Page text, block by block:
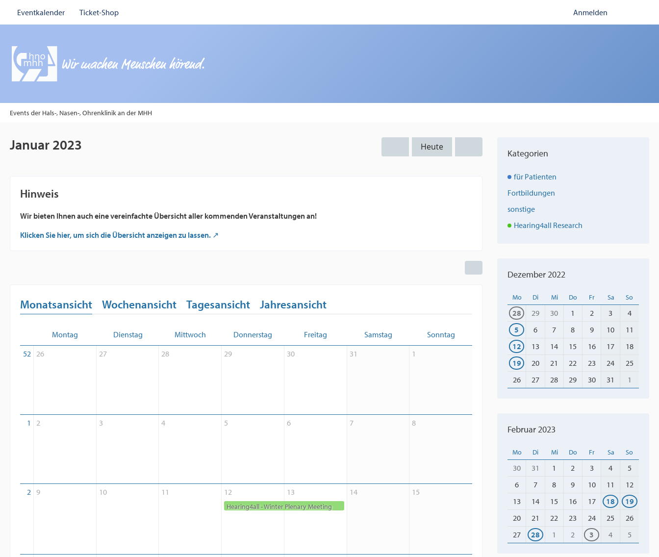
Eventkalender Ticket-Shop Anmelden
Events der Hals-, Nasen-, Ohrenklinik an der MHH
Januar 2023 Heute
Hinweis
Wir bieten Ihnen auch eine vereinfachte Übersicht aller kommenden Veranstaltungen an!
Klicken Sie hier, um sich die Übersicht anzeigen zu lassen.
Monatsansicht Wochenansicht Tagesansicht Jahresansicht
Montag Dienstag Mittwoch Donnerstag Freitag Samstag
Sonntag
52 26 27 28 29 30 31 1
1 2 3 4 5 6 7 8
2 9 10 11 12
Hearing4all - Winter Plenary Meeting
13
Hearing4all - Winter Plenary Meeting
14 15
Kategorien
für Patienten
Fortbildungen
sonstige
Hearing4all Research
Dezember 2022
Mo Di Mi Do Fr Sa So
28 29 30 1 2 3
4
5
6 7 8 9 10
11
12
13 14 15 16 17
18
19
20 21 22 23 24
25
26
27 28 29 30 31 1
Februar 2023
Mo Di Mi Do Fr Sa So
30 31 1 2 3 4
5
6
7 8 9 10 11
12
13
14 15 16 17 18
19
20
21 22 23 24 25
26
27
28 1 2 3 4 5